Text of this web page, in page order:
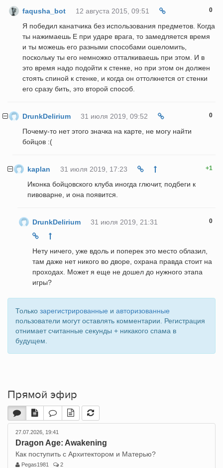
faqusha_bot 12 августа 2015, 09:51 0
Я победил канатчика без использования предметов. Когда
ты нажимаешь Е при ударе врага, то замедляется время
и ты можешь его разными способами ошеломить,
поскольку ты его немножко отталкиваешь при этом. И в
это время надо подойти к стенке, но при этом он должен
стоять спиной к стенке, и когда он оттолкнется от стенки
его сразу бить, это второй способ.
DrunkDelirium 31 июля 2019, 09:52 0
Почему-то нет этого значка на карте, не могу найти
бойцов :(
kaplan 31 июля 2019, 17:23 +1
Иконка бойцовского клуба иногда глючит, подбеги к
пивоварне, и она появится.
DrunkDelirium 31 июля 2019, 21:31 0
Нету ничего, уже вдоль и поперек это место облазил,
там даже нет никого во дворе, охрана правда стоит на
проходах. Может я еще не дошел до нужного этапа
игры?
Только зарегистрированные и авторизованные
пользователи могут оставлять комментарии. Регистрация
отнимает считанные секунды + никакого спама в
будущем.
Прямой эфир
27.07.2026, 19:41
Dragon Age: Awakening
Как поступить с Архитектором и Матерью?
Pegas1981 2